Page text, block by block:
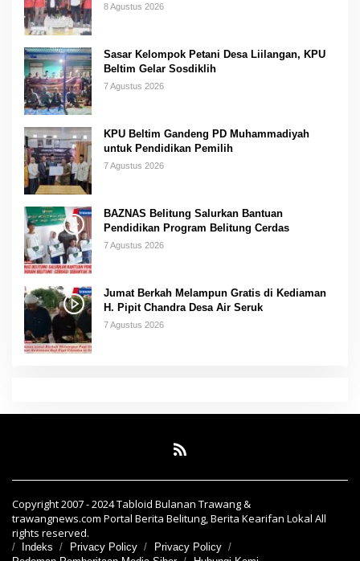
8 Agustus 2026
Sasar Kelompok Petani Desa Liilangan, KPU
Beltim Gelar Sosdiklih
7 Agustus 2026
KPU Beltim Gandeng PD Muhammadiyah
untuk Pendidikan Pemilih
7 Agustus 2026
BAZNAS Belitung Salurkan Bantuan
Pendidikan Program Belitung Cerdas
7 Agustus 2026
Jumat Berkah Melampun Gratis di Kediaman
H. Pipit Chandra Desa Air Seruk
7 Agustus 2026
Copyright 2007 - 2024 Tabloid Bulanan Trawang &
trawangnews.com Portal Berita Belitung, Berita Kearifan Lokal All
rights reserved.
Indeks Privacy Policy
Privacy Policy